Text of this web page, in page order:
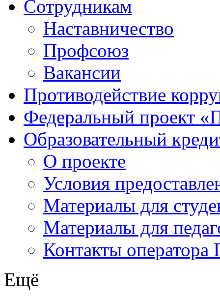
Сотрудникам
Наставничество
Профсоюз
Вакансии
Противодействие
Федеральный проект
Образовательный
О проекте
Условия
Материалы для
Материалы для
Контакты оператора
Ещё